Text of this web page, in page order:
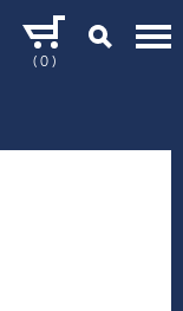
( 0 )